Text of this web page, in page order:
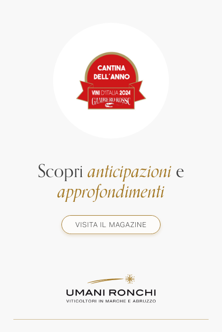
Scoprianticipazionie
approfondimenti
VISITA IL MAGAZINE